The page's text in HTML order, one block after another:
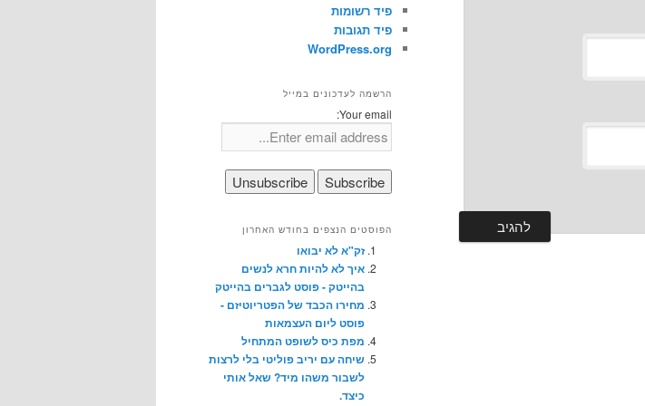
פיד רשומות
פיד תגובות
WordPress.org
הרשמה לעדכונים במייל
Your email:
הפוסטים הנצפים בחודש האחרון
זק"א לא יבואו
איך לא להיות חרא לנשים
בהייטק - פוסט לגברים בהייטק
מחירו הכבד של הפטריוטיזם -
פוסט ליום העצמאות
מפת כיס לשופט המתחיל
שיחה עם יריב פוליטי בלי לרצות
לשבור משהו מיד? שאל אותי
כיצד.